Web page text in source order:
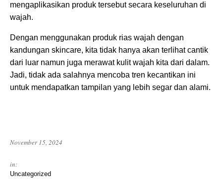
mengaplikasikan produk tersebut secara keseluruhan di
wajah.
Dengan menggunakan produk rias wajah dengan
kandungan skincare, kita tidak hanya akan terlihat cantik
dari luar namun juga merawat kulit wajah kita dari dalam.
Jadi, tidak ada salahnya mencoba tren kecantikan ini
untuk mendapatkan tampilan yang lebih segar dan alami.
November 15, 2024
in:
Uncategorized